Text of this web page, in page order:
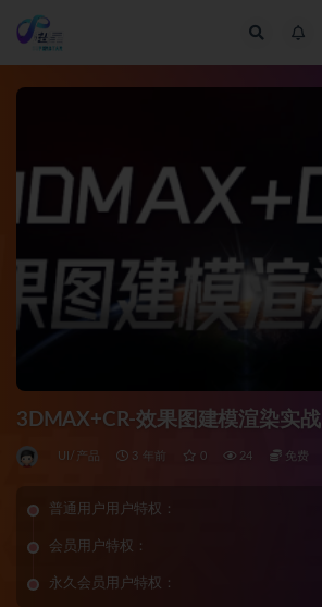
3DMAX+CR-效果图建模渲染实战
UI/产品 3 年前 0 24 免费
普通用户用户特权：
会员用户特权：
永久会员用户特权：